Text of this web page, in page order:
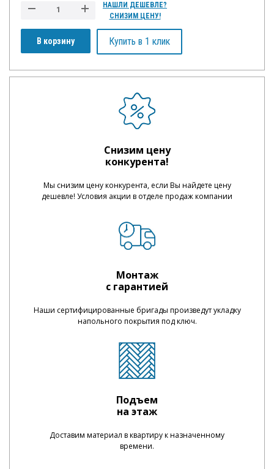
В корзину
НАШЛИ ДЕШЕВЛЕ?
СНИЗИМ ЦЕНУ!
Купить в 1 клик
Снизим цену
конкурента!
Мы снизим цену конкурента, если Вы найдете цену
дешевле! Условия акции в отделе продаж компании
Монтаж
с гарантией
Наши сертифицированные бригады произведут укладку
напольного покрытия под ключ.
Подъем
на этаж
Доставим материал в квартиру к назначенному
времени.